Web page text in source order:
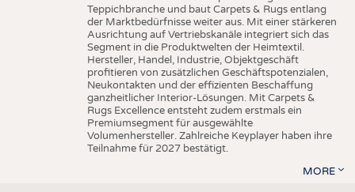
Teppichbranche und baut Carpets & Rugs entlang
der Marktbedürfnisse weiter aus. Mit einer stärkeren
Ausrichtung auf Vertriebskanäle integriert sich das
Segment in die Produktwelten der Heimtextil.
Hersteller, Handel, Industrie, Objektgeschäft
profitieren von zusätzlichen Geschäftspotenzialen,
Neukontakten und der effizienten Beschaffung
ganzheitlicher Interior-Lösungen. Mit Carpets &
Rugs Excellence entsteht zudem erstmals ein
Premiumsegment für ausgewählte
Volumenhersteller. Zahlreiche Keyplayer haben ihre
Teilnahme für 2027 bestätigt.
MORE